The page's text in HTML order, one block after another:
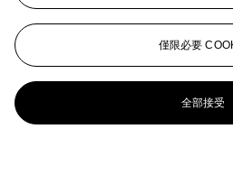
僅限必要
全部接受